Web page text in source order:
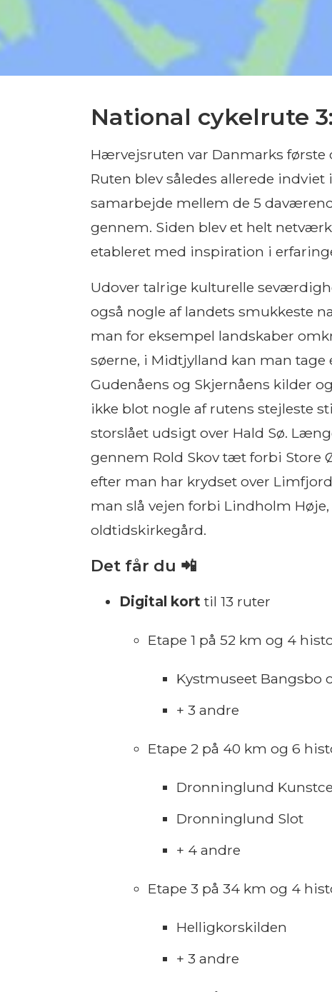
National cykelrute
Hærvejsruten var Danmarks første
Ruten blev således allerede indviet
samarbejde mellem de 5
gennem. Siden blev et helt
etableret med inspiration i
Udover talrige kulturelle
også nogle af landets smukkeste
man for eksempel landskaber
søerne, i Midtjylland kan man tage
Gudenåens og Skjernåens kilder
ikke blot nogle af rutens stejleste
storslået udsigt over Hald Sø.
gennem Rold Skov tæt forbi Store
efter man har krydset over
man slå vejen forbi Lindholm
oldtidskirkegård.
Det får du 📲
Digital kort til 13 ruter
Etape 1 på 52 km og 4
Kystmuseet Bangsbo
+ 3 andre
Etape 2 på 40 km og 6
Dronninglund
Dronninglund Slot
+ 4 andre
Etape 3 på 34 km og 4
Helligkorskilden
+ 3 andre